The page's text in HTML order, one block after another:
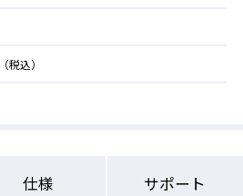
税込）
仕様 サポート